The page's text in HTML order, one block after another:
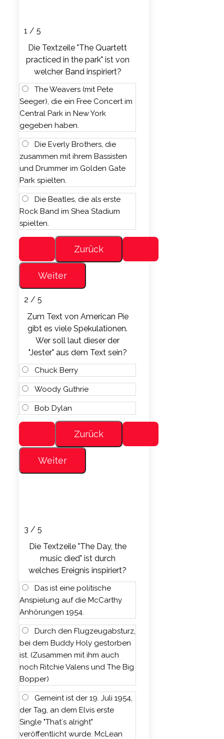
1 / 5
Die Textzeile "The Quartett
practiced in the park" ist von
welcher Band inspiriert?
The Weavers (mit Pete
Seeger), die ein Free Concert im
Central Park in New York
gegeben haben.
Die Everly Brothers, die
zusammen mit ihrem Bassisten
und Drummer im Golden Gate
Park spielten.
Die Beatles, die als erste
Rock Band im Shea Stadium
spielten.
2 / 5
Zum Text von American Pie
gibt es viele Spekulationen.
Wer soll laut dieser der
"Jester" aus dem Text sein?
Chuck Berry
Woody Guthrie
Bob Dylan
3 / 5
Die Textzeile "The Day, the
music died" ist durch
welches Ereignis inspiriert?
Das ist eine politische
Anspielung auf die McCarthy
Anhörungen 1954.
Durch den Flugzeugabsturz,
bei dem Buddy Holy gestorben
ist. (Zusammen mit ihm auch
noch Ritchie Valens und The Big
Bopper)
Gemeint ist der 19. Juli 1954,
der Tag, an dem Elvis erste
Single "That´s alright"
veröffentlicht wurde. McLean